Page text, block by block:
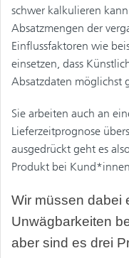
schwer kalkulieren
Absatzmengen der
Einflussfaktoren wie
einsetzen, dass
Absatzdaten möglichst
Sie arbeiten auch an
Lieferzeitprognose
ausgedrückt geht es
Produkt bei
Wir müssen dabei
Unwägbarkeiten
aber sind es drei